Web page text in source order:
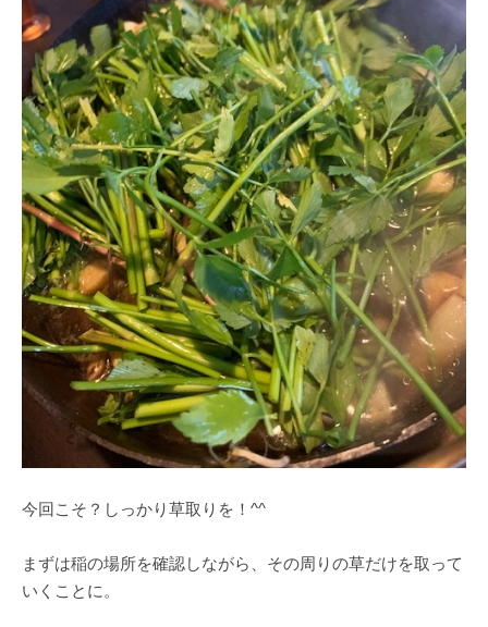
今回こそ？しっかり草取りを！^^
まずは稲の場所を確認しながら、その周りの草だけを取って
いくことに。